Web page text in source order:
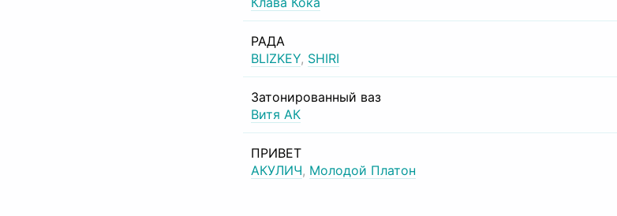
РАДА
BLIZKEY, SHIRI
Затонированный ваз
Витя АК
ПРИВЕТ
АКУЛИЧ, Молодой Платон